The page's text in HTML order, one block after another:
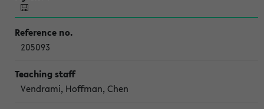
205093
Vendrami, Hoffman, Chen